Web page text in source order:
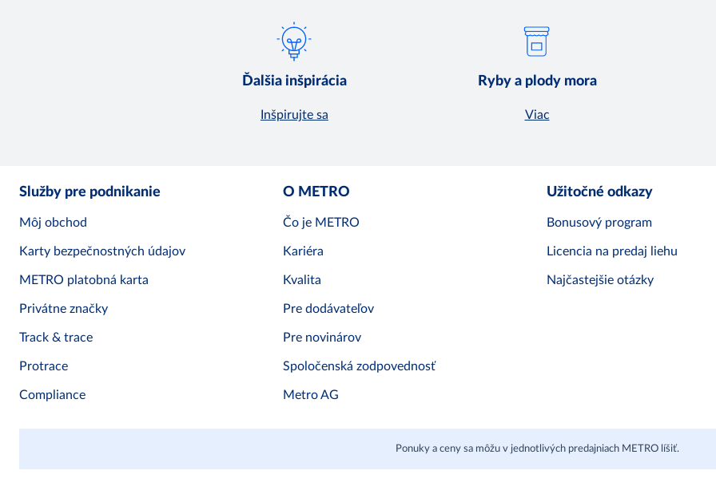
Ďalšia inšpirácia
Inšpirujte sa
Ryby a plody mora
Viac
Služby pre podnikanie
Môj obchod
Karty bezpečnostných údajov
METRO platobná karta
Privátne značky
Track & trace
Protrace
Compliance
O METRO
Čo je METRO
Kariéra
Kvalita
Pre dodávateľov
Pre novinárov
Spoločenská zodpovednosť
Metro AG
Užitočné odkazy
Bonusový program
Licencia na predaj liehu
Najčastejšie otázky
Ponuky a ceny sa môžu v jednotlivých predajniach METRO líšiť.